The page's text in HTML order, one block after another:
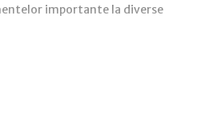
importante la diverse